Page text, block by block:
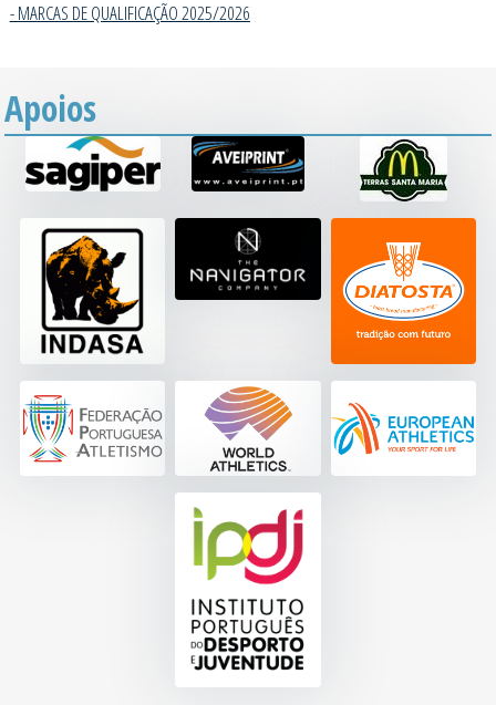
- MARCAS DE QUALIFICAÇÃO 2025/2026
Apoios